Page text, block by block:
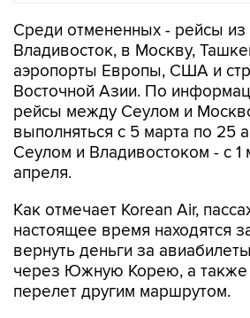
Среди отмененных - рейсы из
Владивосток, в Москву,
аэропорты Европы, США и
Восточной Азии. По
рейсы между Сеулом и
выполняться с 5 марта по 25
Сеулом и Владивостоком - с 1
апреля.
Как отмечает Korean Air,
настоящее время находятся
вернуть деньги за
через Южную Корею, а
перелет другим маршрутом.